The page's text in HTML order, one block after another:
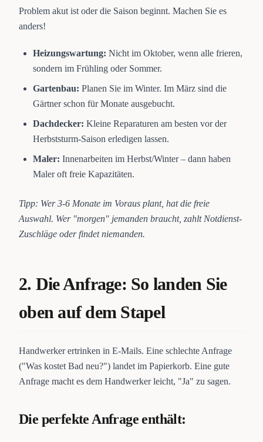
Problem akut ist oder die Saison beginnt. Machen Sie es
anders!
Heizungswartung: Nicht im Oktober, wenn alle frieren,
sondern im Frühling oder Sommer.
Gartenbau: Planen Sie im Winter. Im März sind die
Gärtner schon für Monate ausgebucht.
Dachdecker: Kleine Reparaturen am besten vor der
Herbststurm-Saison erledigen lassen.
Maler: Innenarbeiten im Herbst/Winter – dann haben
Maler oft freie Kapazitäten.
Tipp: Wer 3-6 Monate im Voraus plant, hat die freie
Auswahl. Wer "morgen" jemanden braucht, zahlt Notdienst-
Zuschläge oder findet niemanden.
2. Die Anfrage: So landen Sie
oben auf dem Stapel
Handwerker ertrinken in E-Mails. Eine schlechte Anfrage
("Was kostet Bad neu?") landet im Papierkorb. Eine gute
Anfrage macht es dem Handwerker leicht, "Ja" zu sagen.
Die perfekte Anfrage enthält: